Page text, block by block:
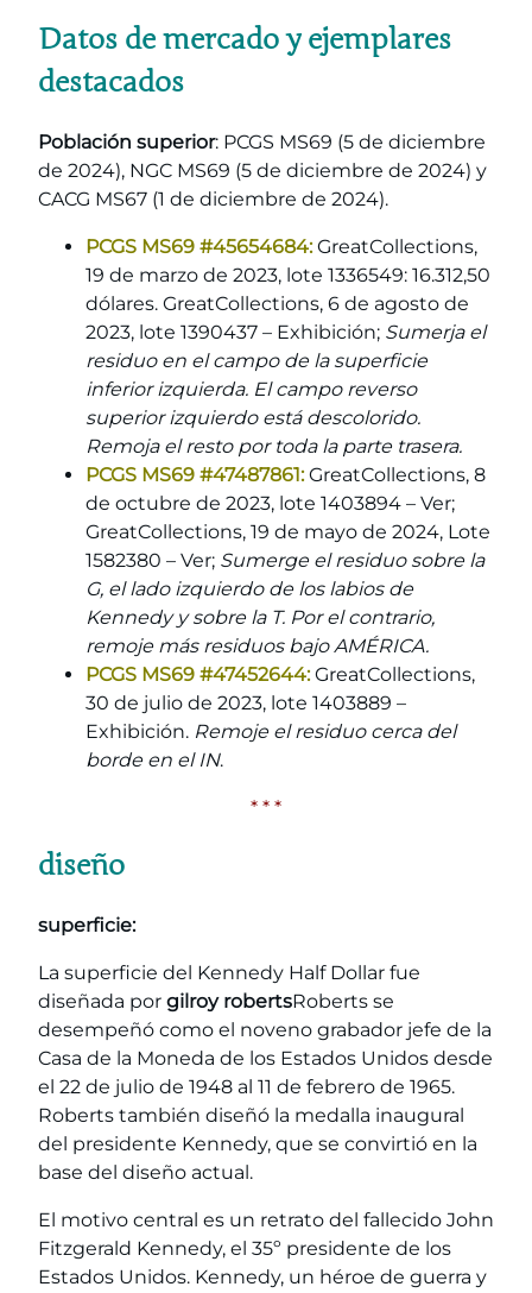
Datos de mercado y ejemplares
destacados
Población superior: PCGS MS69 (5 de diciembre
de 2024), NGC MS69 (5 de diciembre de 2024) y
CACG MS67 (1 de diciembre de 2024).
PCGS MS69 #45654684:GreatCollections,
19 de marzo de 2023, lote 1336549: 16.312,50
dólares. GreatCollections, 6 de agosto de
2023, lote 1390437 – Exhibición; Sumerja el
residuo en el campo de la superficie
inferior izquierda. El campo reverso
superior izquierdo está descolorido.
Remoja el resto por toda la parte trasera.
PCGS MS69 #47487861:GreatCollections, 8
de octubre de 2023, lote 1403894 – Ver;
GreatCollections, 19 de mayo de 2024, Lote
1582380 – Ver; Sumerge el residuo sobre la
G, el lado izquierdo de los labios de
Kennedy y sobre la T. Por el contrario,
remoje más residuos bajo AMÉRICA.
PCGS MS69 #47452644:GreatCollections,
30 de julio de 2023, lote 1403889 –
Exhibición. Remoje el residuo cerca del
borde en el IN.
* * *
diseño
superficie:
La superficie del Kennedy Half Dollar fue
diseñada por gilroy robertsRoberts se
desempeñó como el noveno grabador jefe de la
Casa de la Moneda de los Estados Unidos desde
el 22 de julio de 1948 al 11 de febrero de 1965.
Roberts también diseñó la medalla inaugural
del presidente Kennedy, que se convirtió en la
base del diseño actual.
El motivo central es un retrato del fallecido John
Fitzgerald Kennedy, el 35º presidente de los
Estados Unidos. Kennedy, un héroe de guerra y